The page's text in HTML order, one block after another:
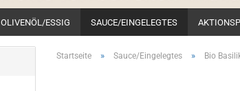
OLIVENÖL/ESSIG SAUCE/EINGELEGTES
Startseite » Sauce/Eingelegtes » Bio